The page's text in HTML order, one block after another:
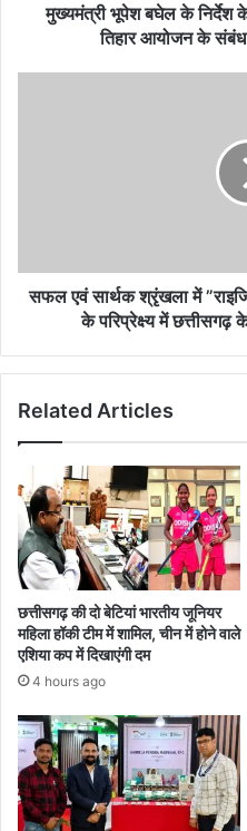
विभागमुख्यमंत्री भूपेश बघेल के निर्देश के
तिहार आयोजन के संबंध
नवा
छत्तीसगढ़’
के
का
महामंच
सफल एवं सार्थक श्रृंखला में
के परिप्रेक्ष्य में छत्तीसगढ़
Related Articles
छत्तीसगढ़ की दो बेटियां भारतीय जूनियर
महिला हॉकी टीम में शामिल, चीन में होने वाले
एशिया कप में दिखाएंगी दम
4 hours ago